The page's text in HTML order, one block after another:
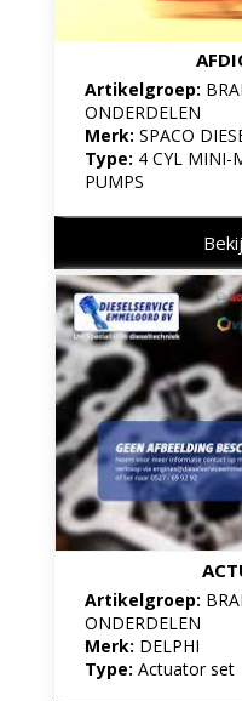
Artikelgroep:
ONDERDELEN
Merk: SPACO
Type: 4 CYL MINI-
PUMPS
Artikelgroep:
ONDERDELEN
Merk: DELPHI
Type: Actuator set